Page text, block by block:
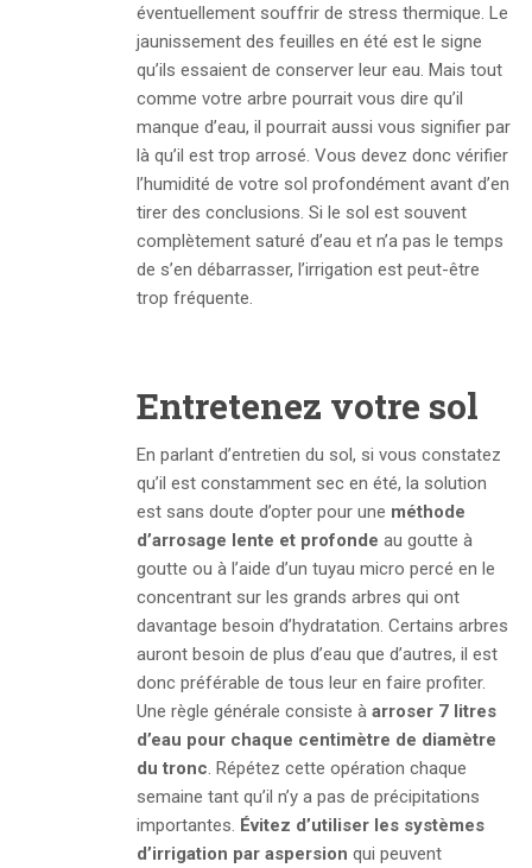
éventuellement souffrir de stress thermique. Le
jaunissement des feuilles en été est le signe
qu’ils essaient de conserver leur eau. Mais tout
comme votre arbre pourrait vous dire qu’il
manque d’eau, il pourrait aussi vous signifier par
là qu’il est trop arrosé. Vous devez donc vérifier
l’humidité de votre sol profondément avant d’en
tirer des conclusions. Si le sol est souvent
complètement saturé d’eau et n’a pas le temps
de s’en débarrasser, l’irrigation est peut-être
trop fréquente.
Entretenez votre sol
En parlant d’entretien du sol, si vous constatez
qu’il est constamment sec en été, la solution
est sans doute d’opter pour une méthode
d’arrosage lente et profonde au goutte à
goutte ou à l’aide d’un tuyau micro percé en le
concentrant sur les grands arbres qui ont
davantage besoin d’hydratation. Certains arbres
auront besoin de plus d’eau que d’autres, il est
donc préférable de tous leur en faire profiter.
Une règle générale consiste à arroser 7 litres
d’eau pour chaque centimètre de diamètre
du tronc. Répétez cette opération chaque
semaine tant qu’il n’y a pas de précipitations
importantes. Évitez d’utiliser les systèmes
d’irrigation par aspersion qui peuvent